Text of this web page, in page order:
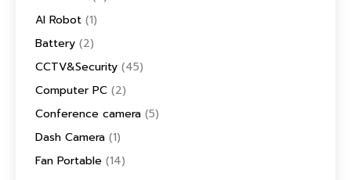
AI Robot (1)
Battery (2)
CCTV&Security (45)
Computer PC (2)
Conference camera (5)
Dash Camera (1)
Fan Portable (14)